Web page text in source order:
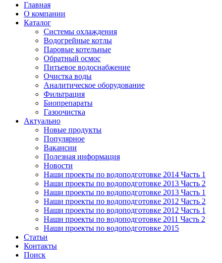
Главная
О компании
Каталог
Системы охлаждения
Водогрейные котлы
Паровые котельные
Обратный осмос
Питьевое водоснабжение
Очистка воды
Аналитическое оборудование
Фильтрация
Биопрепараты
Газоочистка
Актуально
Новые продукты
Популярное
Вакансии
Полезная информация
Новости
Наши проекты по водоподготовке 2014 Часть 1
Наши проекты по водоподготовке 2013 Часть 2
Наши проекты по водоподготовке 2013 Часть 1
Наши проекты по водоподготовке 2012 Часть 2
Наши проекты по водоподготовке 2012 Часть 1
Наши проекты по водоподготовке 2011 Часть 2
Наши проекты по водоподготовке 2015
Статьи
Контакты
Поиск